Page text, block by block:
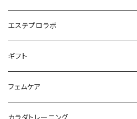
リキッドファンデ
リップ／チーク
アイライナー
日焼け止め
クリーム・乳液
クレンジング／洗顔
パック
ボディ＆ハンドクリーム
つるりんちょ
ヘアケア
スタイリング剤
育毛
コーム
MY TREX（マイトレックス）
KINUJO （絹女）
ヤーマン
ダイソン
エステプロラボ
ファスティング
サプリ・ハーブティー
ギフト
【ギフトチケット】お店で使える
母の日ギフト
【ギフトチケット】オンラインサイトで使える
フェムケア
洗う（フェミニンウォッシュ）
カラダトレーニング